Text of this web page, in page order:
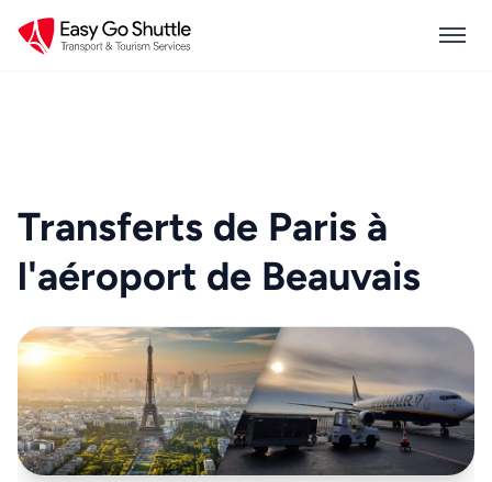
Transferts de Paris à
l'aéroport de Beauvais